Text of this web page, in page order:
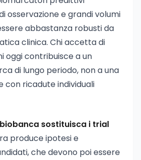
osservazione e grandi volumi
abbastanza robusti da
clinica. Chi accetta di
oggi contribuisce a un
di lungo periodo, non a una
con ricadute individuali
sostituisca i trial
produce ipotesi e
che devono poi essere